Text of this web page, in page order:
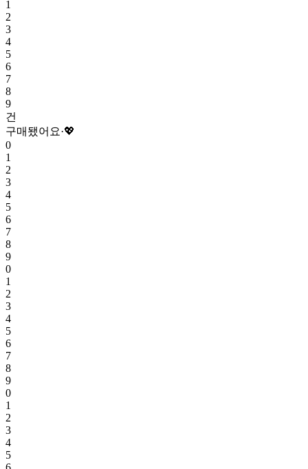
1
2
3
4
5
6
7
8
9
건
구매됐어요·💖
0
1
2
3
4
5
6
7
8
9
0
1
2
3
4
5
6
7
8
9
0
1
2
3
4
5